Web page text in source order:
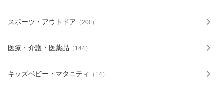
スポーツ・アウトドア （ 200）
医療・介護・医薬品 （ 144）
キッズベビー・マタニティ （ 14）